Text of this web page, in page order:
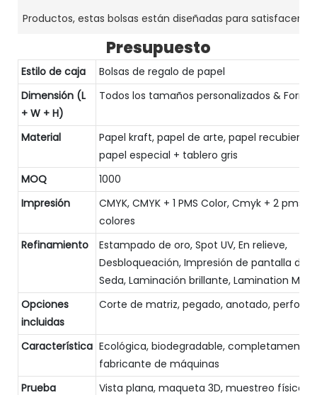
Presupuesto
Estilo de caja
Bolsas de regalo de papel
Dimensión (L
+ W + H)
Todos los tamaños personalizados &
Material
Papel kraft, papel de arte, papel recubierto,
papel especial + tablero gris
MOQ
1000
Impresión
CMYK, CMYK + 1 PMS Color, Cmyk + 2 pms
colores
Refinamiento
Estampado de oro, Spot UV, En relieve,
Desbloqueación, Impresión de pantalla de
Seda, Laminación brillante, Lamination
Opciones
incluidas
Corte de matriz, pegado, anotado,
Característica Ecológica, biodegradable, completamente
fabricante de máquinas
Prueba
Vista plana, maqueta 3D, muestreo físico